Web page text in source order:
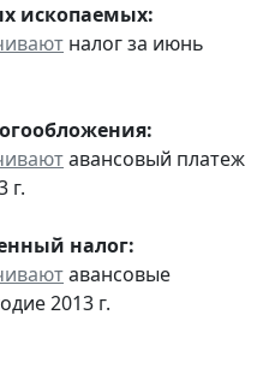
ископаемых:
налог за июнь
авансовый платеж
г.
налог:
авансовые
2013 г.